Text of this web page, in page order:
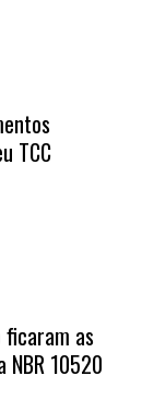
TCC
ficaram as
10520